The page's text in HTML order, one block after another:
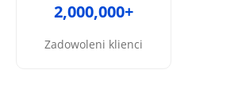
2,000,000+
Zadowoleni klienci